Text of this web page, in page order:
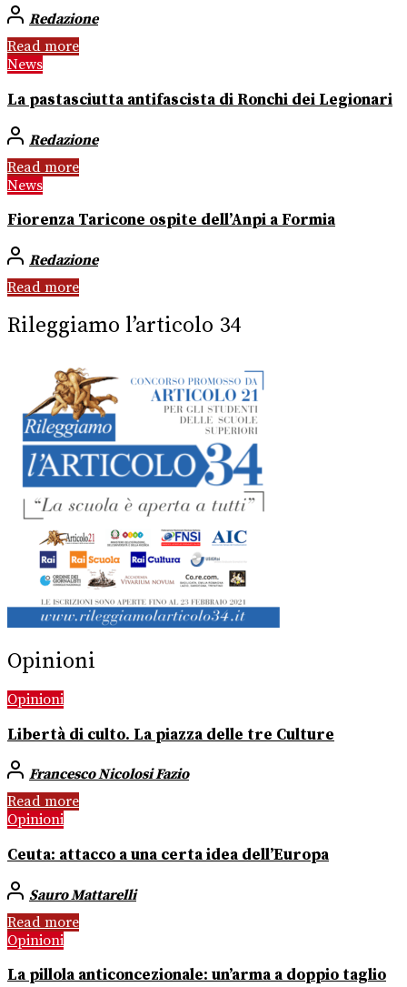
Redazione
Read more
News
La pastasciutta antifascista di Ronchi dei Legionari
Redazione
Read more
News
Fiorenza Taricone ospite dell’Anpi a Formia
Redazione
Read more
Rileggiamo l’articolo 34
Opinioni
Opinioni
Libertà di culto. La piazza delle tre Culture
Francesco Nicolosi Fazio
Read more
Opinioni
Ceuta: attacco a una certa idea dell’Europa
Sauro Mattarelli
Read more
Opinioni
La pillola anticoncezionale: un’arma a doppio taglio